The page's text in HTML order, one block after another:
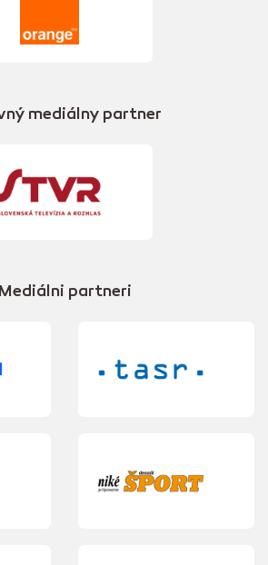
mediálny partner
Mediálni partneri